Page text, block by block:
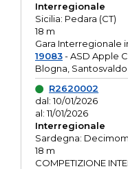
Interregionale
Sicilia: Pedara (CT)
18 m
Gara Interregionale
19083- ASD Apple
Blogna, Santosvaldo
R2620002
dal: 10/01/2026
al: 11/01/2026
Interregionale
Sardegna:
18 m
COMPETIZIONE